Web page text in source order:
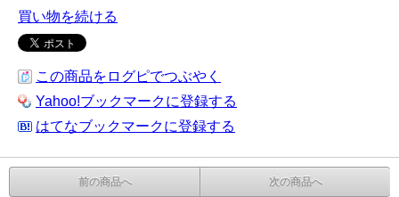
買い物を続ける
この商品をログピでつぶやく
Yahoo!ブックマークに登録する
はてなブックマークに登録する
前の商品へ 次の商品へ